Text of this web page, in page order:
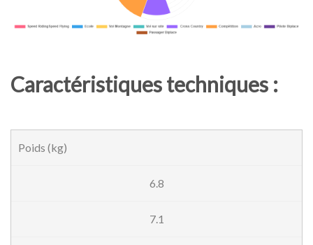
Caractéristiques techniques :
Poids (kg)
6.8
7.1